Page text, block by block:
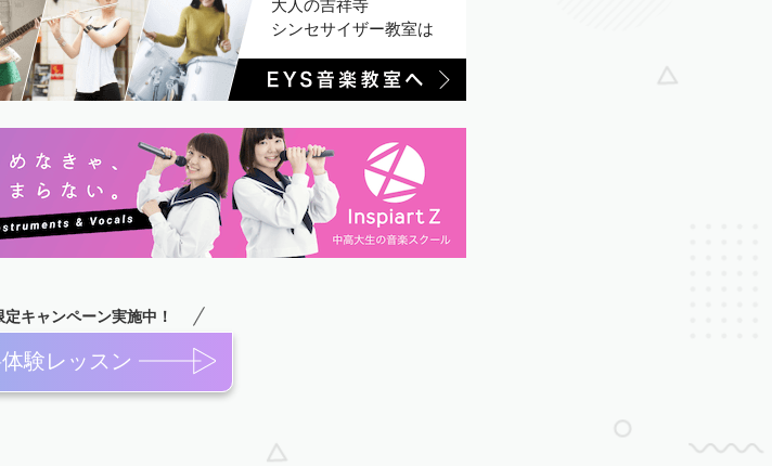
大人の吉祥寺
シンセサイザー教室は
キャンペーン実施中！
験レッスン